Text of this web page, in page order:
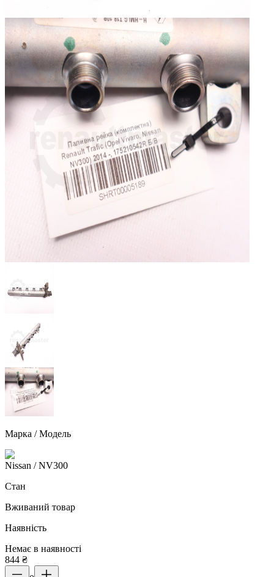
Марка / Модель
Nissan / NV300
Стан
Вживаний товар
Наявність
Немає в наявності
844 ₴